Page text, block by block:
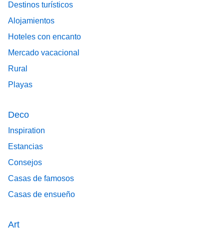
Destinos turísticos
Alojamientos
Hoteles con encanto
Mercado vacacional
Rural
Playas
Deco
Inspiration
Estancias
Consejos
Casas de famosos
Casas de ensueño
Art